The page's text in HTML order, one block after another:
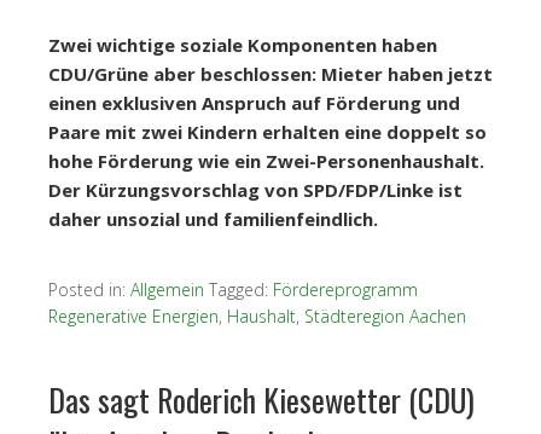
Zwei wichtige soziale Komponenten haben
CDU/Grüne aber beschlossen: Mieter haben jetzt
einen exklusiven Anspruch auf Förderung und
Paare mit zwei Kindern erhalten eine doppelt so
hohe Förderung wie ein Zwei-Personenhaushalt.
Der Kürzungsvorschlag von SPD/FDP/Linke ist
daher unsozial und familienfeindlich.
Posted in: Allgemein Tagged: Fördereprogramm
Regenerative Energien, Haushalt, Städteregion Aachen
Das sagt Roderich Kiesewetter (CDU)